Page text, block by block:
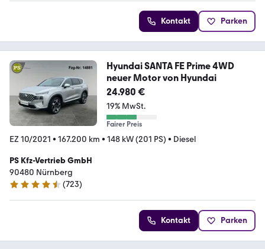
Kontakt Parken
Hyundai SANTA FE Prime 4WD
neuer Motor von Hyundai
24.980 €
19% MwSt.
Fairer Preis
EZ 10/2021 • 167.200 km • 148 kW (201 PS) • Diesel
PS Kfz-Vertrieb GmbH
90480 Nürnberg
4.7 Sterne
(723)
Kontakt Parken